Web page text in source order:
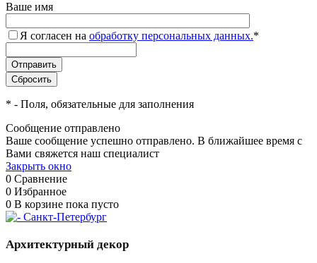
Ваше имя
Я согласен на обработку персональных данных.*
* - Поля, обязательные для заполнения
Сообщение отправлено
Ваше сообщение успешно отправлено. В ближайшее время с
Вами свяжется наш специалист
Закрыть окно
0 Сравнение
0 Избранное
0 В корзине пока пусто
Архитектурный декор